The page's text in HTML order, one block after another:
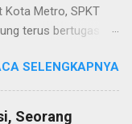
Kota Metro, SPKT
terus bertugas
pelayanan SKCK dan
jari secara terpadu
(06/01/2025) Dalam
SELENGKAPNYA
Seorang